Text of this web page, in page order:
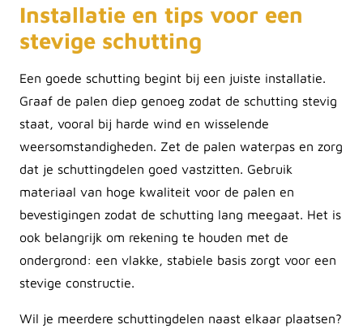
Installatie en tips voor een
stevige schutting
Een goede schutting begint bij een juiste installatie.
Graaf de palen diep genoeg zodat de schutting stevig
staat, vooral bij harde wind en wisselende
weersomstandigheden. Zet de palen waterpas en zorg
dat je schuttingdelen goed vastzitten. Gebruik
materiaal van hoge kwaliteit voor de palen en
bevestigingen zodat de schutting lang meegaat. Het is
ook belangrijk om rekening te houden met de
ondergrond: een vlakke, stabiele basis zorgt voor een
stevige constructie.
Wil je meerdere schuttingdelen naast elkaar plaatsen?